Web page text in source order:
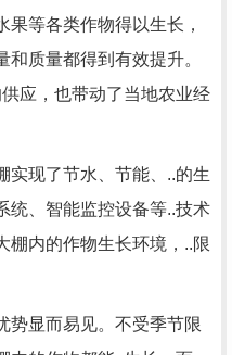
等各类作物得以生长，
质量都得到有效提升。
应，也带动了当地农业经
实现了节水、节能、..的生
统、智能监控设备等..技术
棚内的作物生长环境，..限
势显而易见。不受季节限